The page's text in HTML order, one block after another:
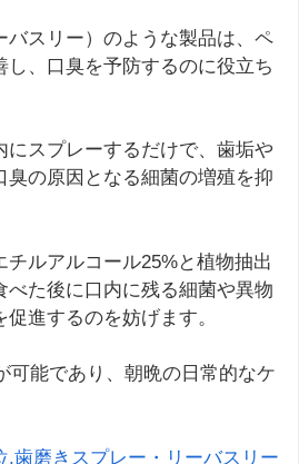
バスリー）のような製品は、ペ
し、口臭を予防するのに役立ち
にスプレーするだけで、歯垢や
臭の原因となる細菌の増殖を抑
チルアルコール25%と植物抽出
べた後に口内に残る細菌や異物
進するのを妨げます。
可能であり、朝晩の日常的なケ
.歯磨きスプレー・リーバスリー